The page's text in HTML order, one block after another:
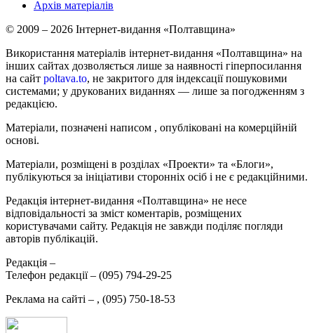
Архів матеріалів
© 2009 – 2026 Інтернет-видання «Полтавщина»
Використання матеріалів інтернет-видання «Полтавщина» на
інших сайтах дозволяється лише за наявності гіперпосилання
на сайт poltava.to, не закритого для індексації пошуковими
системами; у друкованих виданнях — лише за погодженням з
редакцією.
Матеріали, позначені написом , опубліковані на комерційній
основі.
Матеріали, розміщені в розділах «Проекти» та «Блоги»,
публікуються за ініціативи сторонніх осіб і не є редакційними.
Редакція інтернет-видання «Полтавщина» не несе
відповідальності за зміст коментарів, розміщених
користувачами сайту. Редакція не завжди поділяє погляди
авторів публікацій.
Редакція –
Телефон редакції – (095) 794-29-25
Реклама на сайті – , (095) 750-18-53